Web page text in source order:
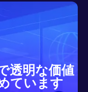
透明な価値
ています